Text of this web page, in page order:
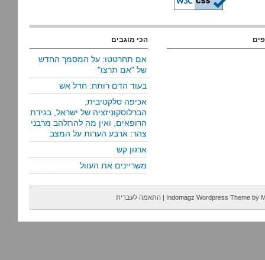
הכי מוגבים
אם תחרטטו: על המסמך החדש
של "אם תרצו"
בעוד הדם רותח: חדל אש
אכיפה סלקטיבית,
הברלוסקוניזציה של ישראל, בגידת
הרופאים, ואין מה להתלהב מרבני
צהר: ארבע הערות על המצב
ארגון קש
משריינים את העוול
Indomagz Wordpress Theme by
| התאמה לעברית